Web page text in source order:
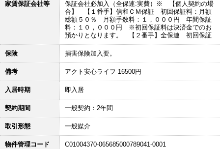
家賃保証会社等
保証会社必加入（全保連:実費）※ 【個人契約の場
合】 【１番手】信和ＣＭ保証 初回保証料：月額
総額５０％ 月額手数料：１，０００円 年間保証
料：１０，０００円 ※初回保証料は決済金でのお
預かりとなります。 【２番手】全保連 初回保証
保険 損害保険加入要。
備考 アクト安心ライフ 16500円
入居時期 即入居
契約期間 一般契約：2年間
取引形態 一般媒介
物件管理コード C01004370-065685000789041-0001